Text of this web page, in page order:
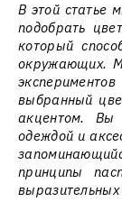
В этой статье
подобрать
который
окружающих.
выбранный
акцентом. Вы
одеждой и
принципы